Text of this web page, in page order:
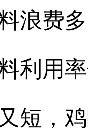
浪费
利用
短，